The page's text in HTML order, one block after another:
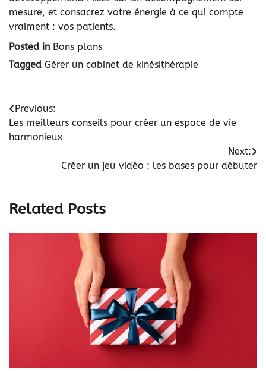
mesure, et consacrez votre énergie à ce qui compte
vraiment : vos patients.
Posted in Bons plans
Tagged Gérer un cabinet de kinésithérapie
Navigation
de
Previous:
Les meilleurs conseils pour créer un espace de vie
harmonieux
Next:
Créer un jeu vidéo : les bases pour débuter
Related Posts